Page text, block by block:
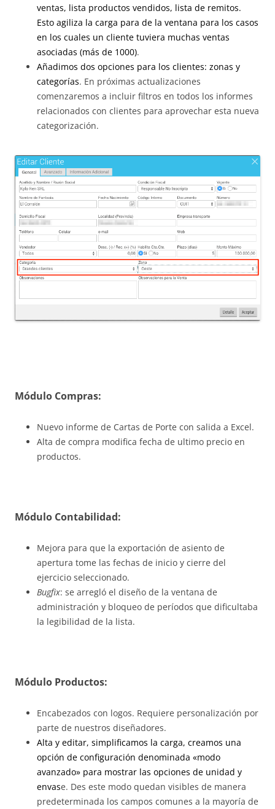
ventas, lista productos vendidos, lista de remitos.
Esto agiliza la carga para de la ventana para los casos
en los cuales un cliente tuviera muchas ventas
asociadas (más de 1000).
Añadimos dos opciones para los clientes: zonas y
categorías. En próximas actualizaciones
comenzaremos a incluir filtros en todos los informes
relacionados con clientes para aprovechar esta nueva
categorización.
Módulo Compras:
Nuevo informe de Cartas de Porte con salida a Excel.
Alta de compra modifica fecha de ultimo precio en
productos.
Módulo Contabilidad:
Mejora para que la exportación de asiento de
apertura tome las fechas de inicio y cierre del
ejercicio seleccionado.
Bugfix: se arregló el diseño de la ventana de
administración y bloqueo de períodos que dificultaba
la legibilidad de la lista.
Módulo Productos:
Encabezados con logos. Requiere personalización por
parte de nuestros diseñadores.
Alta y editar, simplificamos la carga, creamos una
opción de configuración denominada «modo
avanzado» para mostrar las opciones de unidad y
envase. Des este modo quedan visibles de manera
predeterminada los campos comunes a la mayoría de